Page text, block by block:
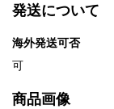
発送について
海外発送可否
可
商品画像